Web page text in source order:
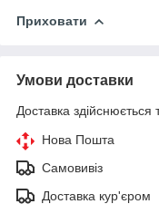
Приховати
Умови доставки
Доставка здійснюється
Нова Пошта
Самовивіз
Доставка кур'єром